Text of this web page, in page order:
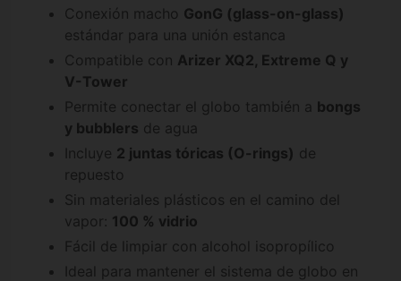
Conexión macho GonG (glass-on-glass)
estándar para una unión estanca
Compatible con Arizer XQ2, Extreme Q y
V-Tower
Permite conectar el globo también a bongs
y bubblers de agua
Incluye 2 juntas tóricas (O-rings) de
repuesto
Sin materiales plásticos en el camino del
vapor: 100 % vidrio
Fácil de limpiar con alcohol isopropílico
Ideal para mantener el sistema de globo en